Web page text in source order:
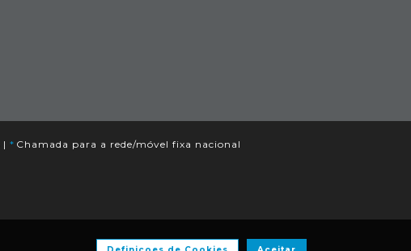
| * Chamada para a rede/móvel fixa nacional